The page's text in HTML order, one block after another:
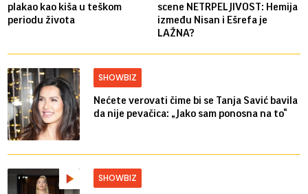
plakao kao kiša u teškom
periodu života
scene NETRPELJIVOST: Hemija
između Nisan i Ešrefa je
LAŽNA?
SHOWBIZ
Nećete verovati čime bi se Tanja Savić bavila
da nije pevačica: „Jako sam ponosna na to“
SHOWBIZ